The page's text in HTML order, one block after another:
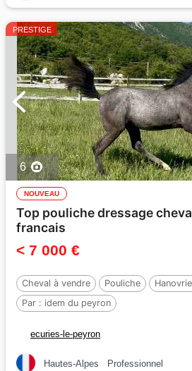
PRESTIGE
6
NOUVEAU
Top pouliche dressage
francais
< 7 000 €
Cheval à vendre Pouliche
Par : idem du peyron
ecuries-le-peyron
Hautes-Alpes Professionnel